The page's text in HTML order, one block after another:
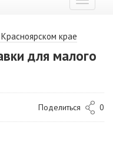
меню
крае
для малого
Поделиться 0